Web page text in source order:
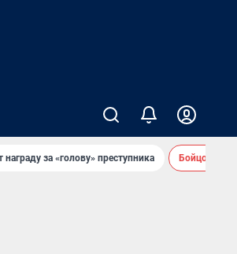
награду за «голову» преступника Бойцовский